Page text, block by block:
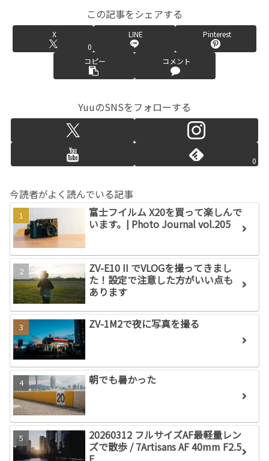
この記事をシェアする
X
0
LINE Pinterest
コピー コメント
YuuのSNSをフォローする
0
今読者がよく読んでいる記事
富士フイルム X20を買って楽しんで
います。| Photo Journal vol.205
ZV-E10 II でVLOGを撮ってきまし
た！設定で注意した方がいい点も
あります
ZV-1M2で夜に写真を撮る
朝でも暑かった
20260312 フルサイズAF最軽量レン
ズで散歩 / 7Artisans AF 40mm F2.5